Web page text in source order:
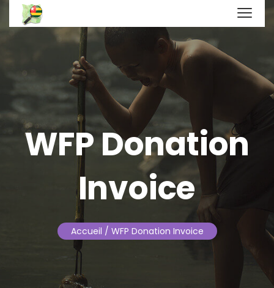
WFP Donation
Invoice
Accueil / WFP Donation Invoice